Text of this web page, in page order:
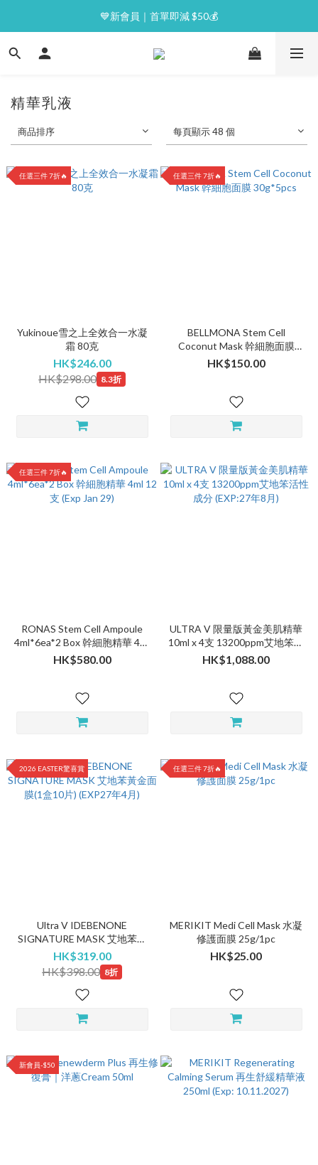
⭐逢星期一malluxe day｜7%購物金回贈
⭐逢星期一malluxe day｜7%購物金回贈
精華乳液
商品排序 每頁顯示 48 個
任選三件 7折🔥
Yukinoue雪之上全效合一水凝
霜 80克
HK$246.00
HK$298.00 8.3折
任選三件 7折🔥
BELLMONA Stem Cell
Coconut Mask 幹細胞面膜
30g*5pcs
HK$150.00
任選三件 7折🔥
RONAS Stem Cell Ampoule
4ml*6ea*2 Box 幹細胞精華 4ml
12支 (Exp Jan 29)
HK$580.00
ULTRA V 限量版黃金美肌精華
10ml x 4支 13200ppm艾地笨活
性成分 (EXP:27年8月)
HK$1,088.00
2026 EASTER驚喜賞
Ultra V IDEBENONE
SIGNATURE MASK 艾地苯黃
金面膜(1盒10片) (EXP27年4月)
HK$319.00
HK$398.00 8折
任選三件 7折🔥
MERIKIT Medi Cell Mask 水凝
修護面膜 25g/1pc
HK$25.00
新會員-$50